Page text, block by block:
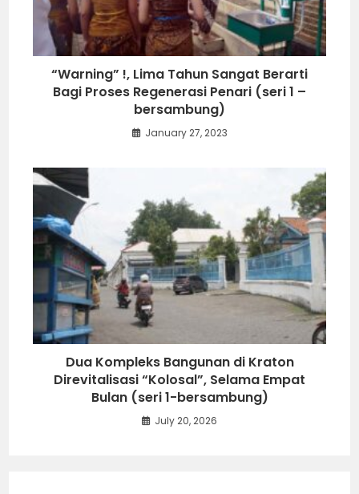
“Warning” !, Lima Tahun Sangat Berarti
Bagi Proses Regenerasi Penari (seri 1 –
bersambung)
January 27, 2023
Dua Kompleks Bangunan di Kraton
Direvitalisasi “Kolosal”, Selama Empat
Bulan (seri 1-bersambung)
July 20, 2026